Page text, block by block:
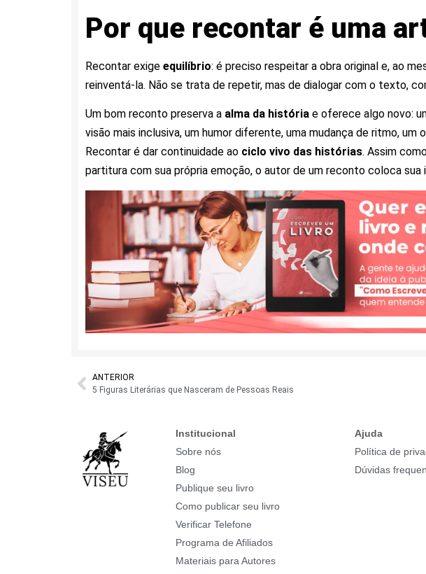
Por que recontar é uma
Recontar exige equilíbrio: é preciso respeitar a obra original e, ao
reinventá-la. Não se trata de repetir, mas de dialogar com o texto,
Um bom reconto preserva a alma da história e oferece algo novo:
visão mais inclusiva, um humor diferente, uma mudança de ritmo, um
Recontar é dar continuidade ao ciclo vivo das histórias. Assim
partitura com sua própria emoção, o autor de um reconto coloca
ANTERIOR
5 Figuras Literárias que Nasceram de Pessoas Reais
Institucional
Sobre nós
Blog
Publique seu livro
Como publicar seu livro
Verificar Telefone
Programa de Afiliados
Materiais para Autores
Ajuda
Política de
Dúvidas